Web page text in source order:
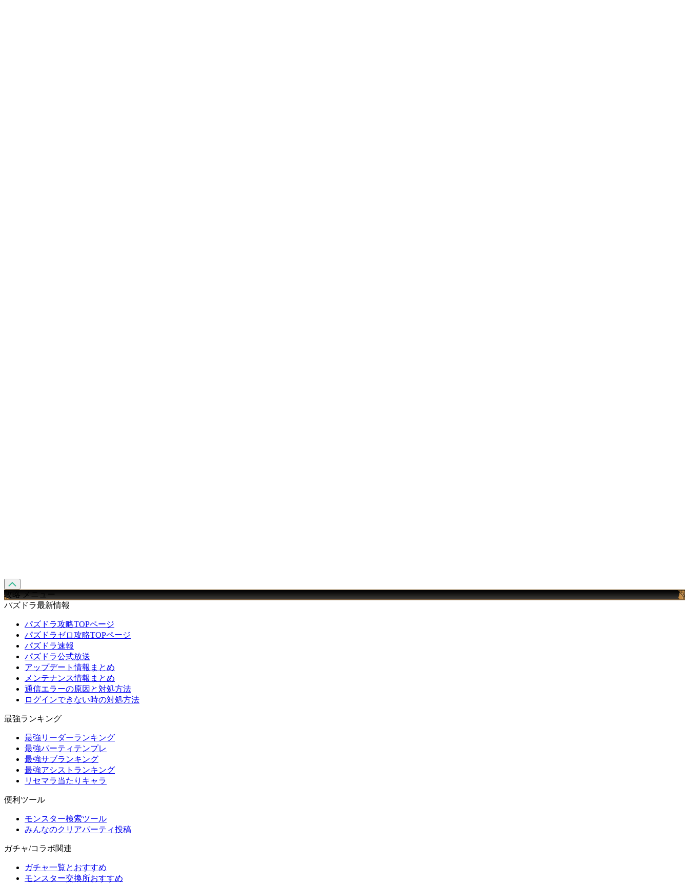
攻略 メニュー
パズドラ最新情報
パズドラ攻略TOPページ
パズドラゼロ攻略TOPページ
パズドラ速報
パズドラ公式放送
アップデート情報まとめ
メンテナンス情報まとめ
通信エラーの原因と対処方法
ログインできない時の対処方法
最強ランキング
最強リーダーランキング
最強パーティテンプレ
最強サブランキング
最強アシストランキング
リセマラ当たりキャラ
便利ツール
モンスター検索ツール
みんなのクリアパーティ投稿
ガチャ/コラボ関連
ガチャ一覧とおすすめ
モンスター交換所おすすめ